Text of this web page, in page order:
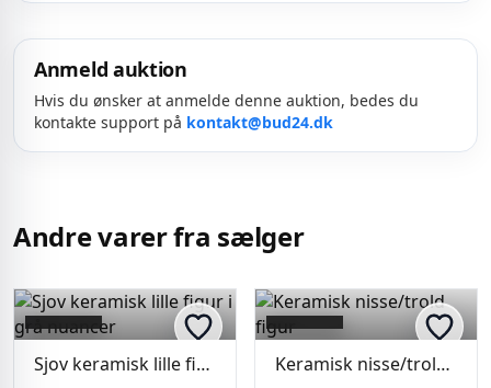
Anmeld auktion
Hvis du ønsker at anmelde denne auktion, bedes du
kontakte support på kontakt@bud24.dk
Andre varer fra sælger
Sjov keramisk lille figur i grå nuancer Keramisk nisse/trold figur